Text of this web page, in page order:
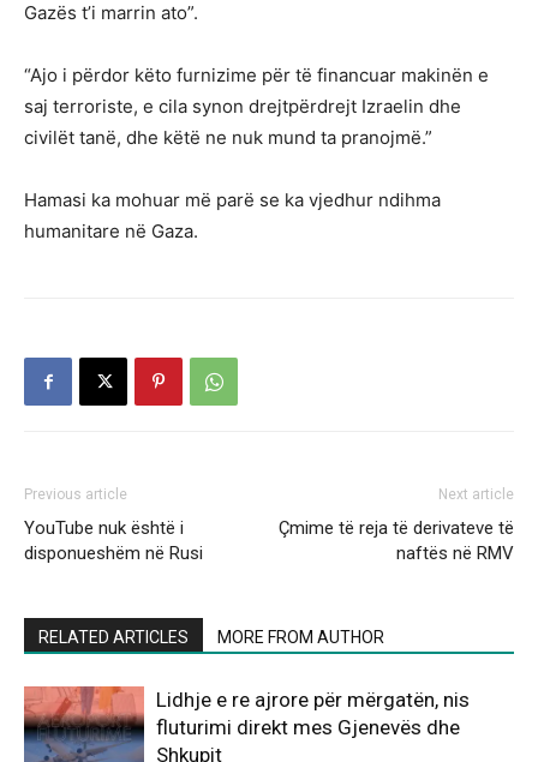
Gazës t’i marrin ato”.
“Ajo i përdor këto furnizime për të financuar makinën e
saj terroriste, e cila synon drejtpërdrejt Izraelin dhe
civilët tanë, dhe këtë ne nuk mund ta pranojmë.”
Hamasi ka mohuar më parë se ka vjedhur ndihma
humanitare në Gaza.
Previous article
YouTube nuk është i
disponueshëm në Rusi
Next article
Çmime të reja të derivateve të
naftës në RMV
RELATED ARTICLES MORE FROM AUTHOR
Lidhje e re ajrore për mërgatën, nis
fluturimi direkt mes Gjenevës dhe
Shkupit